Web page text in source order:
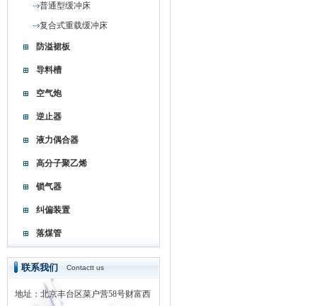
普通型缓冲床
复合式重载缓冲床
防溢裙板
导料槽
空气炮
逆止器
液力偶合器
高分子聚乙烯
锁气器
纠偏装置
落煤管
联系我们 Contactt us
地址：北京丰台区菜户营58号财富西